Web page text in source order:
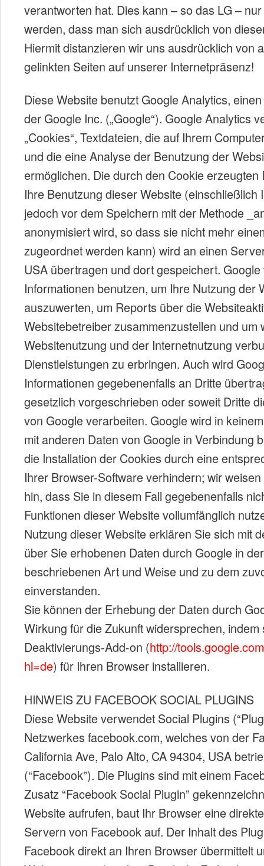
verantworten hat. Dies kann – so das LG –
werden, dass man sich ausdrücklich von
Hiermit distanzieren wir uns ausdrücklich von
gelinkten Seiten auf unserer Internetpräsenz!
Diese Website benutzt Google Analytics,
der Google Inc. („Google“). Google Analytics
„Cookies“, Textdateien, die auf Ihrem
und die eine Analyse der Benutzung der
ermöglichen. Die durch den Cookie erzeugten
Ihre Benutzung dieser Website (einschließlich
jedoch vor dem Speichern mit der Methode
anonymisiert wird, so dass sie nicht mehr
zugeordnet werden kann) wird an einen
USA übertragen und dort gespeichert.
Informationen benutzen, um Ihre Nutzung der
auszuwerten, um Reports über die
Websitebetreiber zusammenzustellen und um
Websitenutzung und der Internetnutzung
Dienstleistungen zu erbringen. Auch wird
Informationen gegebenenfalls an Dritte
gesetzlich vorgeschrieben oder soweit Dritte
von Google verarbeiten. Google wird in
mit anderen Daten von Google in Verbindung
die Installation der Cookies durch eine
Ihrer Browser-Software verhindern; wir
hin, dass Sie in diesem Fall gegebenenfalls
Funktionen dieser Website vollumfänglich
Nutzung dieser Website erklären Sie sich mit
über Sie erhobenen Daten durch Google in
beschriebenen Art und Weise und zu dem
einverstanden.
Sie können der Erhebung der Daten durch
Wirkung für die Zukunft widersprechen, indem
Deaktivierungs-Add-on (http://
hl=de) für Ihren Browser installieren.
HINWEIS ZU FACEBOOK SOCIAL PLUGINS
Diese Website verwendet Social Plugins
Netzwerkes facebook.com, welches von der
California Ave, Palo Alto, CA 94304, USA
(“Facebook”). Die Plugins sind mit einem
Zusatz “Facebook Social Plugin”
Website aufrufen, baut Ihr Browser eine
Servern von Facebook auf. Der Inhalt des
Facebook direkt an Ihren Browser übermittelt